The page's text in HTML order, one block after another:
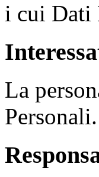
i cui Dati
La
Personali.